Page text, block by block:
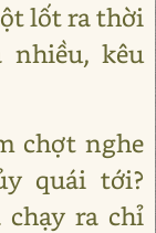
lốt ra thời
nhiều, kêu
chợt nghe
quái tới?
ra chỉ